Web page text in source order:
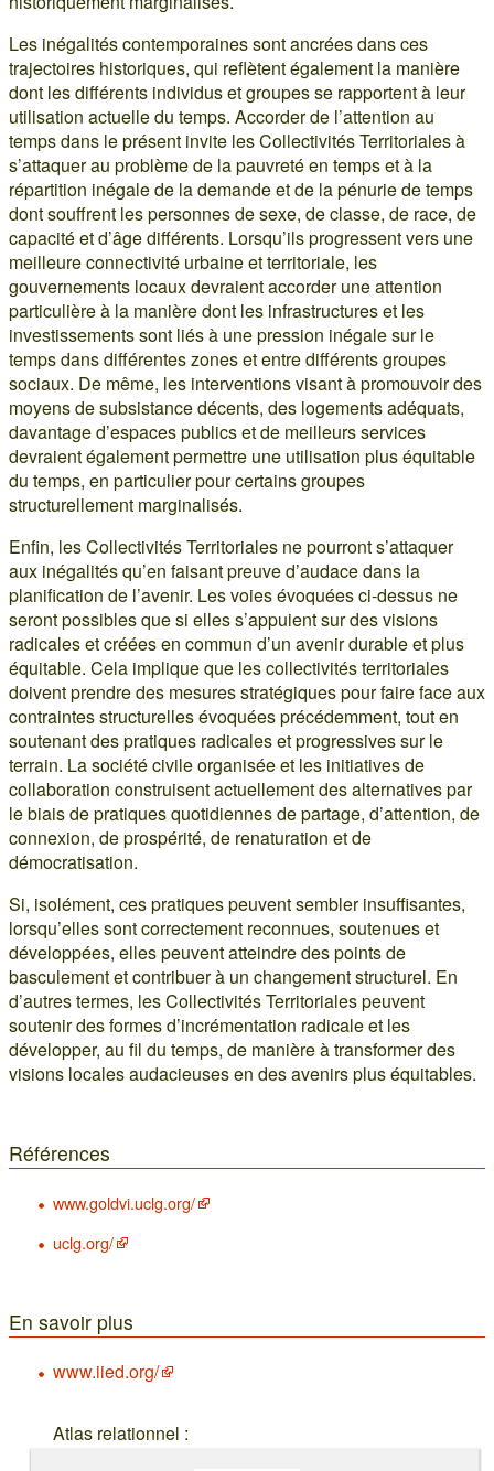
Les inégalités contemporaines sont ancrées dans ces
trajectoires historiques, qui reflètent également la manière
dont les différents individus et groupes se rapportent à leur
utilisation actuelle du temps. Accorder de l’attention au
temps dans le présent invite les Collectivités Territoriales à
s’attaquer au problème de la pauvreté en temps et à la
répartition inégale de la demande et de la pénurie de temps
dont souffrent les personnes de sexe, de classe, de race, de
capacité et d’âge différents. Lorsqu’ils progressent vers une
meilleure connectivité urbaine et territoriale, les
gouvernements locaux devraient accorder une attention
particulière à la manière dont les infrastructures et les
investissements sont liés à une pression inégale sur le
temps dans différentes zones et entre différents groupes
sociaux. De même, les interventions visant à promouvoir des
moyens de subsistance décents, des logements adéquats,
davantage d’espaces publics et de meilleurs services
devraient également permettre une utilisation plus équitable
du temps, en particulier pour certains groupes
structurellement marginalisés.
Enfin, les Collectivités Territoriales ne pourront s’attaquer
aux inégalités qu’en faisant preuve d’audace dans la
planification de l’avenir. Les voies évoquées ci-dessus ne
seront possibles que si elles s’appuient sur des visions
radicales et créées en commun d’un avenir durable et plus
équitable. Cela implique que les collectivités territoriales
doivent prendre des mesures stratégiques pour faire face aux
contraintes structurelles évoquées précédemment, tout en
soutenant des pratiques radicales et progressives sur le
terrain. La société civile organisée et les initiatives de
collaboration construisent actuellement des alternatives par
le biais de pratiques quotidiennes de partage, d’attention, de
connexion, de prospérité, de renaturation et de
démocratisation.
Si, isolément, ces pratiques peuvent sembler insuffisantes,
lorsqu’elles sont correctement reconnues, soutenues et
développées, elles peuvent atteindre des points de
basculement et contribuer à un changement structurel. En
d’autres termes, les Collectivités Territoriales peuvent
soutenir des formes d’incrémentation radicale et les
développer, au fil du temps, de manière à transformer des
visions locales audacieuses en des avenirs plus équitables.
Références
www.goldvi.uclg.org/
uclg.org/
En savoir plus
www.iied.org/
Atlas relationnel :